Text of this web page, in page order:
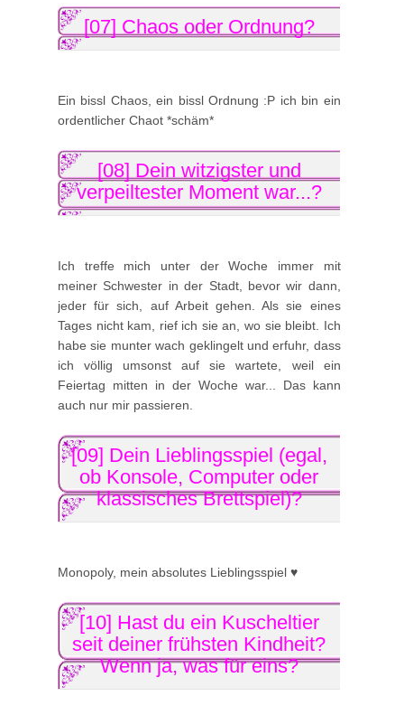
[07] Chaos oder Ordnung?
Ein bissl Chaos, ein bissl Ordnung :P ich bin ein
ordentlicher Chaot *schäm*
[08] Dein witzigster und
verpeiltester Moment war...?
Ich treffe mich unter der Woche immer mit
meiner Schwester in der Stadt, bevor wir dann,
jeder für sich, auf Arbeit gehen. Als sie eines
Tages nicht kam, rief ich sie an, wo sie bleibt. Ich
habe sie munter wach geklingelt und erfuhr, dass
ich völlig umsonst auf sie wartete, weil ein
Feiertag mitten in der Woche war... Das kann
auch nur mir passieren.
[09] Dein Lieblingsspiel (egal,
ob Konsole, Computer oder
klassisches Brettspiel)?
Monopoly, mein absolutes Lieblingsspiel ♥
[10] Hast du ein Kuscheltier
seit deiner frühsten Kindheit?
Wenn ja, was für eins?